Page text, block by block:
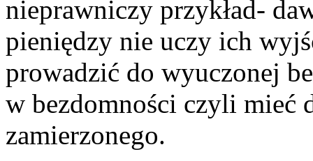
nieprawniczy przykład-
pieniędzy nie uczy ich
prowadzić do wyuczonej
w bezdomności czyli mieć
zamierzonego.